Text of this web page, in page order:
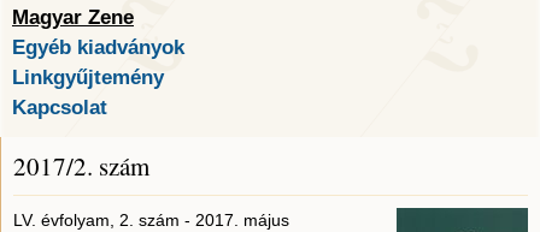
Magyar Zene
Egyéb kiadványok
Linkgyűjtemény
Kapcsolat
2017/2. szám
LV. évfolyam, 2. szám - 2017. május